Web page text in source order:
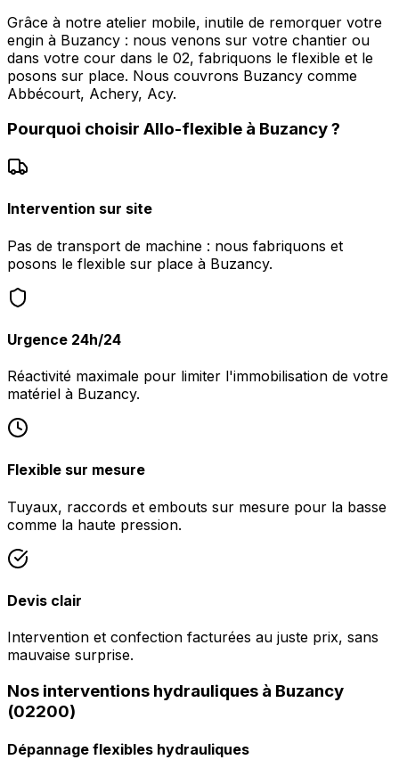
Grâce à notre atelier mobile, inutile de remorquer votre
engin à Buzancy : nous venons sur votre chantier ou
dans votre cour dans le 02, fabriquons le flexible et le
posons sur place. Nous couvrons Buzancy comme
Abbécourt, Achery, Acy.
Pourquoi choisir Allo-flexible à Buzancy?
Intervention sur site
Pas de transport de machine : nous fabriquons et
posons le flexible sur place à Buzancy.
Urgence 24h/24
Réactivité maximale pour limiter l'immobilisation de votre
matériel à Buzancy.
Flexible sur mesure
Tuyaux, raccords et embouts sur mesure pour la basse
comme la haute pression.
Devis clair
Intervention et confection facturées au juste prix, sans
mauvaise surprise.
Nos interventions hydrauliques à Buzancy
(02200)
Dépannage flexibles hydrauliques